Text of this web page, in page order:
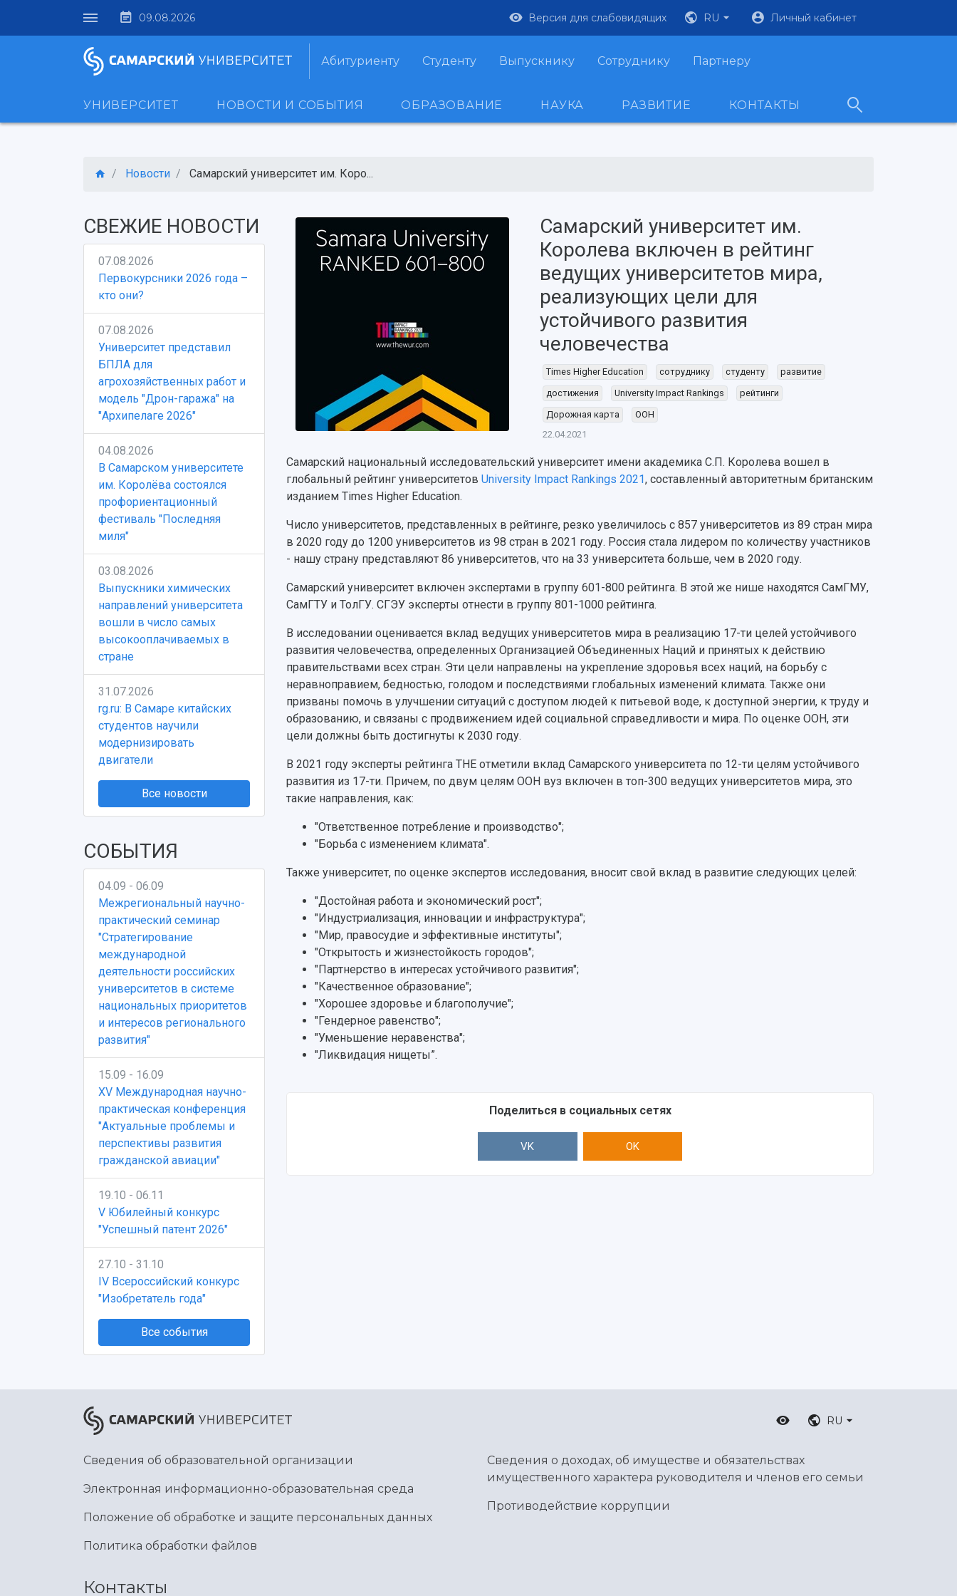
09.08.2026 Версия для слабовидящих RU Личный кабинет
Абитуриенту Студенту Выпускнику Сотруднику Партнеру
УНИВЕРСИТЕТ НОВОСТИ И СОБЫТИЯ ОБРАЗОВАНИЕ НАУКА РАЗВИТИЕ КОНТАКТЫ
Новости Самарский университет им. Коро...
СВЕЖИЕ НОВОСТИ
07.08.2026
Первокурсники 2026 года –
кто они?
07.08.2026
Университет представил
БПЛА для
агрохозяйственных работ и
модель "Дрон-гаража" на
"Архипелаге 2026"
04.08.2026
В Самарском университете
им. Королёва состоялся
профориентационный
фестиваль "Последняя
миля"
03.08.2026
Выпускники химических
направлений университета
вошли в число самых
высокооплачиваемых в
стране
31.07.2026
rg.ru: В Самаре китайских
студентов научили
модернизировать
двигатели
Все новости
СОБЫТИЯ
04.09 - 06.09
Межрегиональный научно-
практический семинар
"Стратегирование
международной
деятельности российских
университетов в системе
национальных приоритетов
и интересов регионального
развития"
15.09 - 16.09
XV Международная научно-
практическая конференция
"Актуальные проблемы и
перспективы развития
гражданской авиации"
19.10 - 06.11
V Юбилейный конкурс
"Успешный патент 2026"
27.10 - 31.10
IV Всероссийский конкурс
"Изобретатель года"
Все события
Самарский университет им.
Королева включен в рейтинг
ведущих университетов мира,
реализующих цели для
устойчивого развития
человечества
Times Higher Education сотруднику студенту
развитие
достижения
University Impact Rankings
рейтинги
Дорожная карта
ООН
22.04.2021
Самарский национальный исследовательский университет имени академика С.П. Королева вошел в
глобальный рейтинг университетов University Impact Rankings 2021, составленный авторитетным британским
изданием Times Higher Education.
Число университетов, представленных в рейтинге, резко увеличилось с 857 университетов из 89 стран мира
в 2020 году до 1200 университетов из 98 стран в 2021 году. Россия стала лидером по количеству участников
- нашу страну представляют 86 университетов, что на 33 университета больше, чем в 2020 году.
Самарский университет включен экспертами в группу 601-800 рейтинга. В этой же нише находятся СамГМУ,
СамГТУ и ТолГУ. СГЭУ эксперты отнести в группу 801-1000 рейтинга.
В исследовании оценивается вклад ведущих университетов мира в реализацию 17-ти целей устойчивого
развития человечества, определенных Организацией Объединенных Наций и принятых к действию
правительствами всех стран. Эти цели направлены на укрепление здоровья всех наций, на борьбу с
неравноправием, бедностью, голодом и последствиями глобальных изменений климата. Также они
призваны помочь в улучшении ситуаций с доступом людей к питьевой воде, к доступной энергии, к труду и
образованию, и связаны с продвижением идей социальной справедливости и мира. По оценке ООН, эти
цели должны быть достигнуты к 2030 году.
В 2021 году эксперты рейтинга THE отметили вклад Самарского университета по 12-ти целям устойчивого
развития из 17-ти. Причем, по двум целям ООН вуз включен в топ-300 ведущих университетов мира, это
такие направления, как:
"Ответственное потребление и производство";
"Борьба с изменением климата".
Также университет, по оценке экспертов исследования, вносит свой вклад в развитие следующих целей:
"Достойная работа и экономический рост";
"Индустриализация, инновации и инфраструктура";
"Мир, правосудие и эффективные институты";
"Открытость и жизнестойкость городов";
"Партнерство в интересах устойчивого развития";
"Качественное образование";
"Хорошее здоровье и благополучие";
"Гендерное равенство";
"Уменьшение неравенства";
"Ликвидация нищеты”.
Поделиться в социальных сетях
VK OK
RU
Сведения об образовательной организации
Электронная информационно-образовательная среда
Положение об обработке и защите персональных данных
Политика обработки файлов
Сведения о доходах, об имуществе и обязательствах
имущественного характера руководителя и членов его семьи
Противодействие коррупции
Контакты